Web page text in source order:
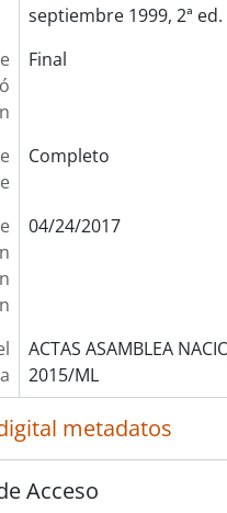
septiembre 1999, 2ª ed.
n
Final
Completo
04/24/2017
ACTAS ASAMBLEA
2015/ML
metadatos
Acceso